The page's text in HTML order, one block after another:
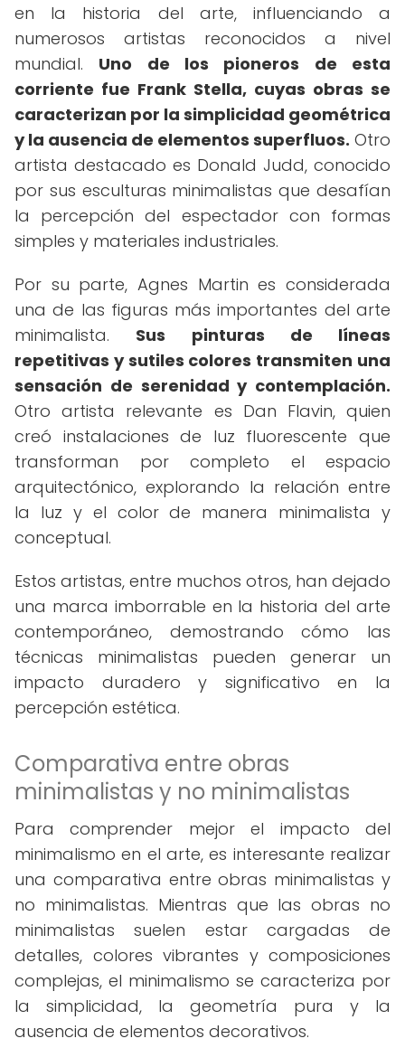
en la historia del arte, influenciando a
numerosos artistas reconocidos a nivel
mundial. Uno de los pioneros de esta
corriente fue Frank Stella, cuyas obras se
caracterizan por la simplicidad geométrica
y la ausencia de elementos superfluos. Otro
artista destacado es Donald Judd, conocido
por sus esculturas minimalistas que desafían
la percepción del espectador con formas
simples y materiales industriales.
Por su parte, Agnes Martin es considerada
una de las figuras más importantes del arte
minimalista. Sus pinturas de líneas
repetitivas y sutiles colores transmiten una
sensación de serenidad y contemplación.
Otro artista relevante es Dan Flavin, quien
creó instalaciones de luz fluorescente que
transforman por completo el espacio
arquitectónico, explorando la relación entre
la luz y el color de manera minimalista y
conceptual.
Estos artistas, entre muchos otros, han dejado
una marca imborrable en la historia del arte
contemporáneo, demostrando cómo las
técnicas minimalistas pueden generar un
impacto duradero y significativo en la
percepción estética.
Comparativa entre obras
minimalistas y no minimalistas
Para comprender mejor el impacto del
minimalismo en el arte, es interesante realizar
una comparativa entre obras minimalistas y
no minimalistas. Mientras que las obras no
minimalistas suelen estar cargadas de
detalles, colores vibrantes y composiciones
complejas, el minimalismo se caracteriza por
la simplicidad, la geometría pura y la
ausencia de elementos decorativos.